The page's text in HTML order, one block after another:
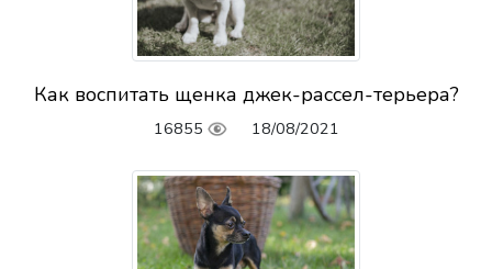
Как воспитать щенка джек-рассел-терьера?
16855 18/08/2021